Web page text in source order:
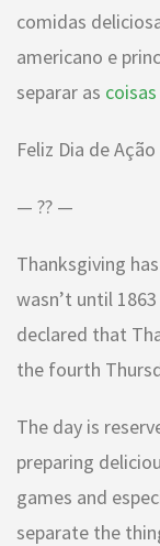
comidas
americano e
separar as coisas
Feliz Dia de
— ?? —
Thanksgiving
wasn’t until
declared that
the fourth
The day is
preparing
games and
separate the